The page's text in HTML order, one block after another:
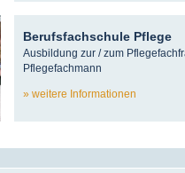
Berufsfachschule Pflege
Ausbildung zur / zum
Pflegefachmann
weitere Informationen